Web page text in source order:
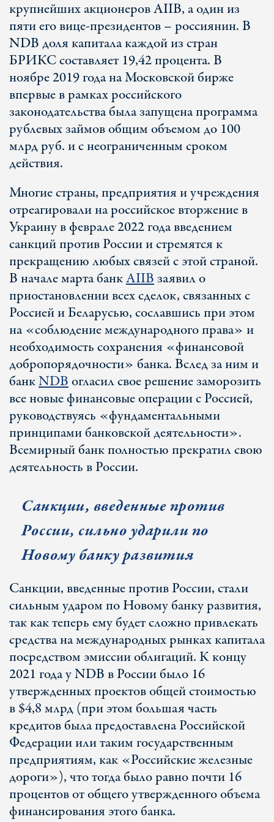
крупнейших акционеров AIIB, а один из
пяти его вице-президентов – россиянин. В
NDB доля капитала каждой из стран
БРИКС составляет 19,42 процента. В
ноябре 2019 года на Московской бирже
впервые в рамках российского
законодательства была запущена программа
рублевых займов общим объемом до 100
млрд руб. и с неограниченным сроком
действия.
Многие страны, предприятия и учреждения
отреагировали на российское вторжение в
Украину в феврале 2022 года введением
санкций против России и стремятся к
прекращению любых связей с этой страной.
В начале марта банкAIIBзаявил о
приостановлении всех сделок, связанных с
Россией и Беларусью, сославшись при этом
на «соблюдение международного права» и
необходимость сохранения «финансовой
добропорядочности» банка. Вслед за ним и
банкNDBогласил свое решение заморозить
все новые финансовые операции с Россией,
руководствуясь «фундаментальными
принципами банковской деятельности».
Всемирный банк полностью прекратил свою
деятельность в России.
Санкции, введенные против
России, сильно ударили по
Новому банку развития
Санкции, введенные против России, стали
сильным ударом по Новому банку развития,
так как теперь ему будет сложно привлекать
средства на международных рынках капитала
посредством эмиссии облигаций. К концу
2021 года у NDB в России было 16
утвержденных проектов общей стоимостью
в $4,8 млрд (при этом большая часть
кредитов была предоставлена Российской
Федерации или таким государственным
предприятиям, как «Российские железные
дороги»), что тогда было равно почти 16
процентов от общего утвержденного объема
финансирования этого банка.